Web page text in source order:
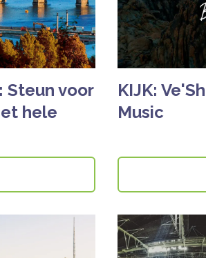
Steun voor
hele
KIJK:
Music